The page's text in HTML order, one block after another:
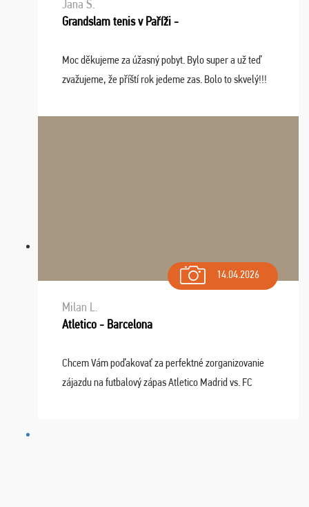
Jana S.
Grandslam tenis v Paříži -
Moc děkujeme za úžasný pobyt. Bylo super a už teď
zvažujeme, že příští rok jedeme zas. Bolo to skvelý!!!
14.04.2026
Milan L.
Atletico - Barcelona
Chcem Vám poďakovať za perfektné zorganizovanie
zájazdu na futbalový zápas Atletico Madrid vs. FC